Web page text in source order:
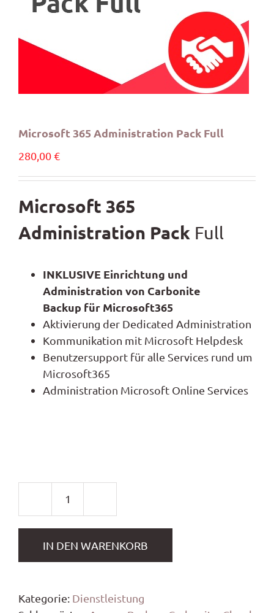
Microsoft 365 Administration Pack Full
280,00€
Microsoft 365
Administration Pack Full
INKLUSIVE Einrichtung und
Administration von Carbonite
Backup für Microsoft365
Aktivierung der Dedicated Administration
Kommunikation mit Microsoft Helpdesk
Benutzersupport füralle Services rund um
Microsoft365
Administration Microsoft Online Services
Microsoft
Administration
IN DEN WARENKORB
Kategorie: Dienstleistung